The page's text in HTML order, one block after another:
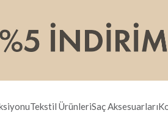
Tekstil ÜrünleriSaç Aksesuarları